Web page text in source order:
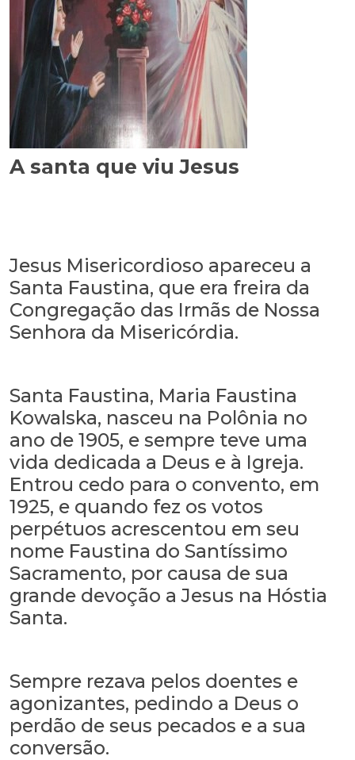
A santa que viu Jesus
Jesus Misericordioso apareceu a
Santa Faustina, que era freira da
Congregação das Irmãs de Nossa
Senhora da Misericórdia.
Santa Faustina, Maria Faustina
Kowalska, nasceu na Polônia no
ano de 1905, e sempre teve uma
vida dedicada a Deus e à Igreja.
Entrou cedo para o convento, em
1925, e quando fez os votos
perpétuos acrescentou em seu
nome Faustina do Santíssimo
Sacramento, por causa de sua
grande devoção a Jesus na Hóstia
Santa.
Sempre rezava pelos doentes e
agonizantes, pedindo a Deus o
perdão de seus pecados e a sua
conversão.